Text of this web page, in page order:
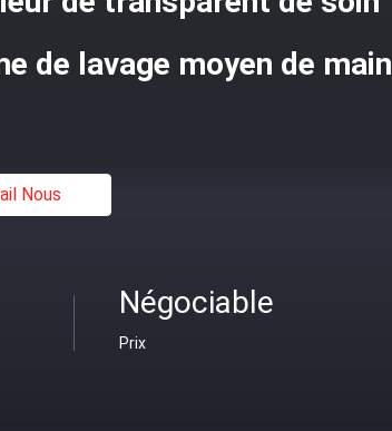
de lavage moyen de main
Nous
Négociable
Prix